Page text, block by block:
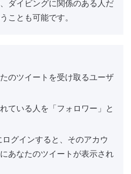
ダイビングに関係のある人だ
ことも可能です。
のツイートを受け取るユーザ
ている人を「フォロワー」と
グインすると、そのアカウ
あなたのツイートが表示され